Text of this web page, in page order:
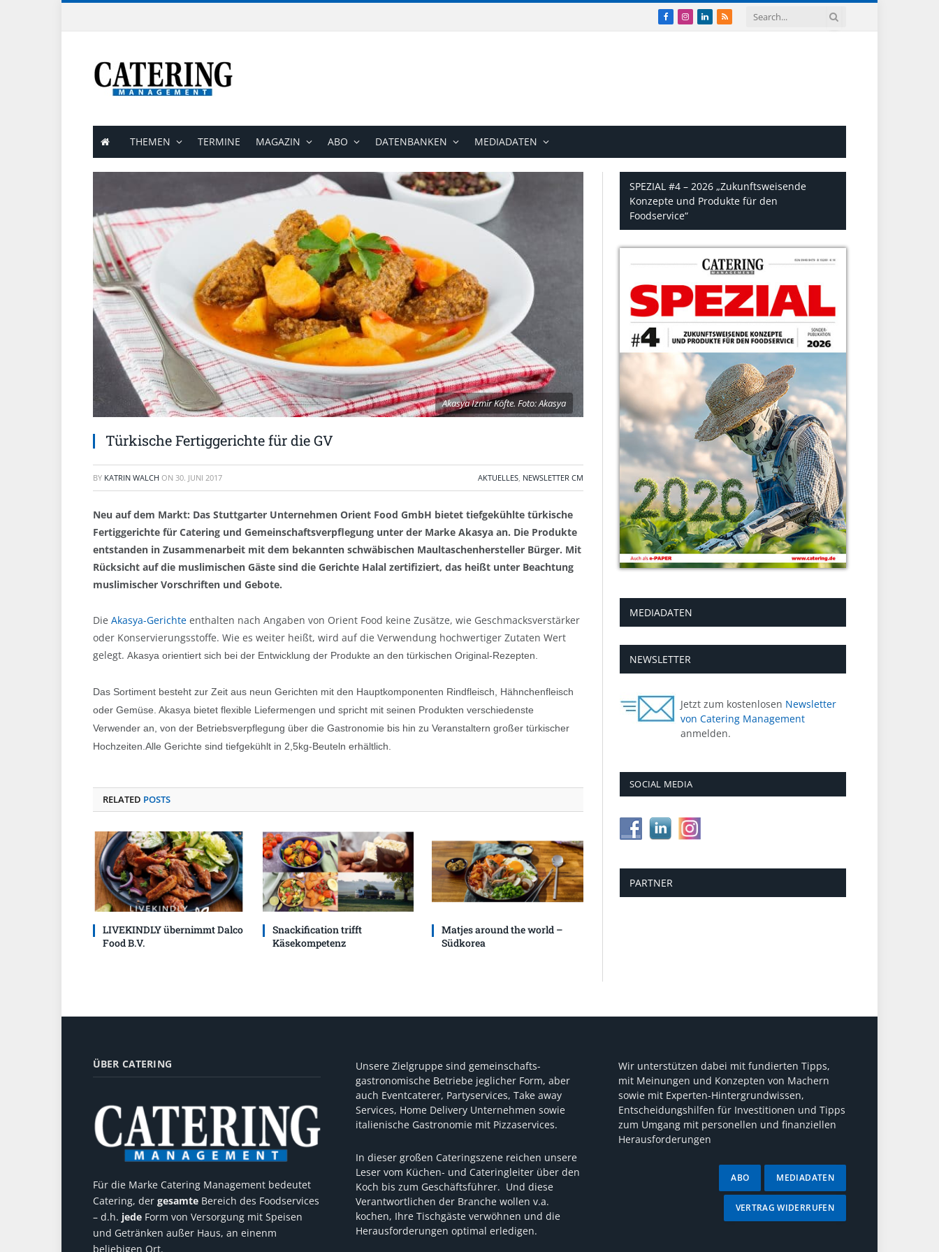
Facebook
Instagram
LinkedIn
RSS
THEMEN TERMINE MAGAZIN ABO DATENBANKEN MEDIADATEN
Akasya Izmir Köfte. Foto: Akasya
Türkische Fertiggerichte für die GV
BY KATRIN WALCH ON 30. JUNI 2017 AKTUELLES, NEWSLETTER CM
Neu auf dem Markt: Das Stuttgarter Unternehmen Orient Food GmbH bietet tiefgekühlte türkische
Fertiggerichte für Catering und Gemeinschaftsverpflegung unter der Marke Akasya an. Die Produkte
entstanden in Zusammenarbeit mit dem bekannten schwäbischen Maultaschenhersteller Bürger. Mit
Rücksicht auf die muslimischen Gäste sind die Gerichte Halal zertifiziert, das heißt unter Beachtung
muslimischer Vorschriften und Gebote.
Die Akasya-Gerichte enthalten nach Angaben von Orient Food keine Zusätze, wie Geschmacksverstärker
oder Konservierungsstoffe. Wie es weiter heißt, wird auf die Verwendung hochwertiger Zutaten Wert
gelegt. Akasya orientiert sich bei der Entwicklung der Produkte an den türkischen Original-Rezepten.
Das Sortiment besteht zur Zeit aus neun Gerichten mit den Hauptkomponenten Rindfleisch, Hähnchenfleisch
oder Gemüse. Akasya bietet flexible Liefermengen und spricht mit seinen Produkten verschiedenste
Verwender an, von der Betriebsverpflegung über die Gastronomie bis hin zu Veranstaltern großer türkischer
Hochzeiten. Alle Gerichte sind tiefgekühlt in 2,5kg-Beuteln erhältlich.
RELATED POSTS
LIVEKINDLY übernimmt Dalco
Food B.V.
Snackification trifft
Käsekompetenz
Matjes around the world –
Südkorea
SPEZIAL #4 – 2026 „Zukunftsweisende
Konzepte und Produkte für den
Foodservice“
MEDIADATEN
NEWSLETTER
Jetzt zum kostenlosen Newsletter
von Catering Management
anmelden.
SOCIAL MEDIA
PARTNER
ÜBER CATERING
Für die Marke Catering Management bedeutet
Catering, der gesamte Bereich des Foodservices
– d.h. jede Form von Versorgung mit Speisen
und Getränken außer Haus, an einenm
beliebigen Ort.
Unsere Zielgruppe sind gemeinschafts-
gastronomische Betriebe jeglicher Form, aber
auch Eventcaterer, Partyservices, Take away
Services, Home Delivery Unternehmen sowie
italienische Gastronomie mit Pizzaservices.
In dieser großen Cateringszene reichen unsere
Leser vom Küchen- und Cateringleiter über den
Koch bis zum Geschäftsführer. Und diese
Verantwortlichen der Branche wollen v.a.
kochen, Ihre Tischgäste verwöhnen und die
Herausforderungen optimal erledigen.
Wir unterstützen dabei mit fundierten Tipps,
mit Meinungen und Konzepten von Machern
sowie mit Experten-Hintergrundwissen,
Entscheidungshilfen für Investitionen und Tipps
zum Umgang mit personellen und finanziellen
Herausforderungen
MEDIADATEN
ABO
VERTRAG WIDERRUFEN